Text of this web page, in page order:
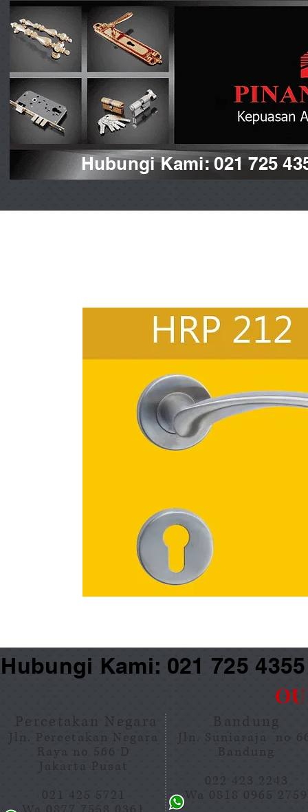
Hubungi Kami: 021 725
Kami: 021 725
Percetakan Negara
Jln. Percetakan Negara
Raya no 566 D
Jakarta Pusat
021 425 5721
Bandung
Jln. Suniaraja no
Bandung
022 423 2243
Wa 0818 0965 2759